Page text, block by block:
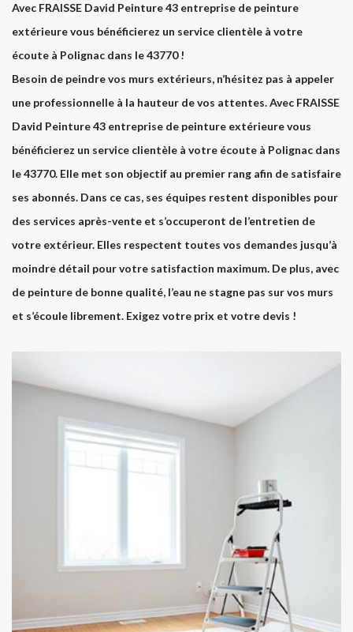
Avec FRAISSE David Peinture 43 entreprise de peinture
extérieure vous bénéficierez un service clientèle à votre
écoute à Polignac dans le 43770 !
Besoin de peindre vos murs extérieurs, n’hésitez pas à appeler
une professionnelle à la hauteur de vos attentes. Avec FRAISSE
David Peinture 43 entreprise de peinture extérieure vous
bénéficierez un service clientèle à votre écoute à Polignac dans
le 43770. Elle met son objectif au premier rang afin de satisfaire
ses abonnés. Dans ce cas, ses équipes restent disponibles pour
des services après-vente et s’occuperont de l’entretien de
votre extérieur. Elles respectent toutes vos demandes jusqu’à
moindre détail pour votre satisfaction maximum. De plus, avec
de peinture de bonne qualité, l’eau ne stagne pas sur vos murs
et s’écoule librement. Exigez votre prix et votre devis !